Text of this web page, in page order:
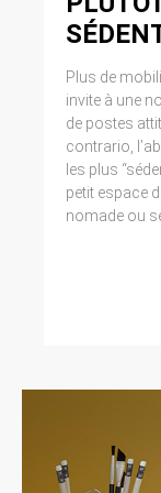
Plus de
invite à une
de postes
contrario,
les plus
petit espace
nomade ou
Cliquez en
Cliquez sur
Dans la
préférences.
vous
9.
Tout litige
Loi n° 78-